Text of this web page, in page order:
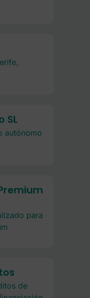
SL
autónomo
para
de